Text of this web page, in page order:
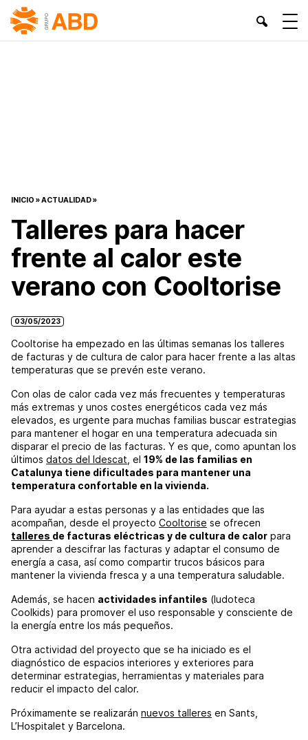
INICIO »ACTUALIDAD»
Talleres para hacer
frente al calor este
verano con Cooltorise
03/05/2023
Cooltorise ha empezado en las últimas semanas los talleres
de facturas y de cultura de calor para hacer frente a las altas
temperaturas que se prevén este verano.
Con olas de calor cada vez más frecuentes y temperaturas
más extremas y unos costes energéticos cada vez más
elevados, es urgente para muchas familias buscar estrategias
para mantener el hogar en una temperatura adecuada sin
disparar el precio de las facturas. Y es que, como apuntan los
últimos datos del Idescat , el 19% de las familias en
Catalunya tiene dificultades para mantener una
temperatura confortable en la vivienda.
Para ayudar a estas personas y a las entidades que las
acompañan, desde el proyecto Cooltorise se ofrecen
talleres de facturas eléctricas y de cultura de calor para
aprender a descifrar las facturas y adaptar el consumo de
energía a casa, así como compartir trucos básicos para
mantener la vivienda fresca y a una temperatura saludable.
Además, se hacen actividades infantiles (ludoteca
Coolkids) para promover el uso responsable y consciente de
la energía entre los más pequeños.
Otra actividad del proyecto que se ha iniciado es el
diagnóstico de espacios interiores y exteriores para
determinar estrategias, herramientas y materiales para
reducir el impacto del calor.
Próximamente se realizarán nuevos talleres en Sants,
L’Hospitalet y Barcelona.